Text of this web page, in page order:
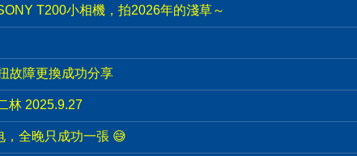
T200小相機，拍2026年的淺草～
故障更換成功分享
林 2025.9.27
，全晚只成功一張 😅